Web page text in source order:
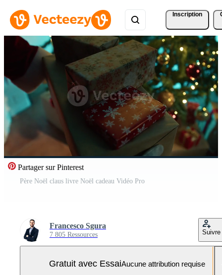
Inscription
Partager sur Pinterest
Père Noël claus livre Noël cadeau Vidéo Pro
Francesco Sgura
7 805 Ressources Suivre
Gratuit avec EssaiAucune attribution requise